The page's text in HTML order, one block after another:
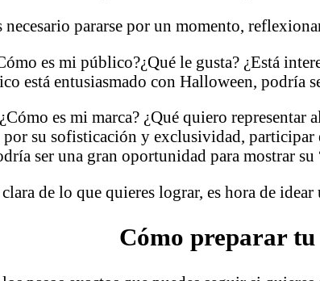
necesario pararse por un momento,
es mi público?¿Qué le gusta? ¿Está
está entusiasmado con Halloween, podría
¿Cómo es mi marca? ¿Qué quiero
por su sofisticación y exclusividad,
ser una gran oportunidad para mostrar su
de lo que quieres lograr, es hora de idear
Cómo preparar